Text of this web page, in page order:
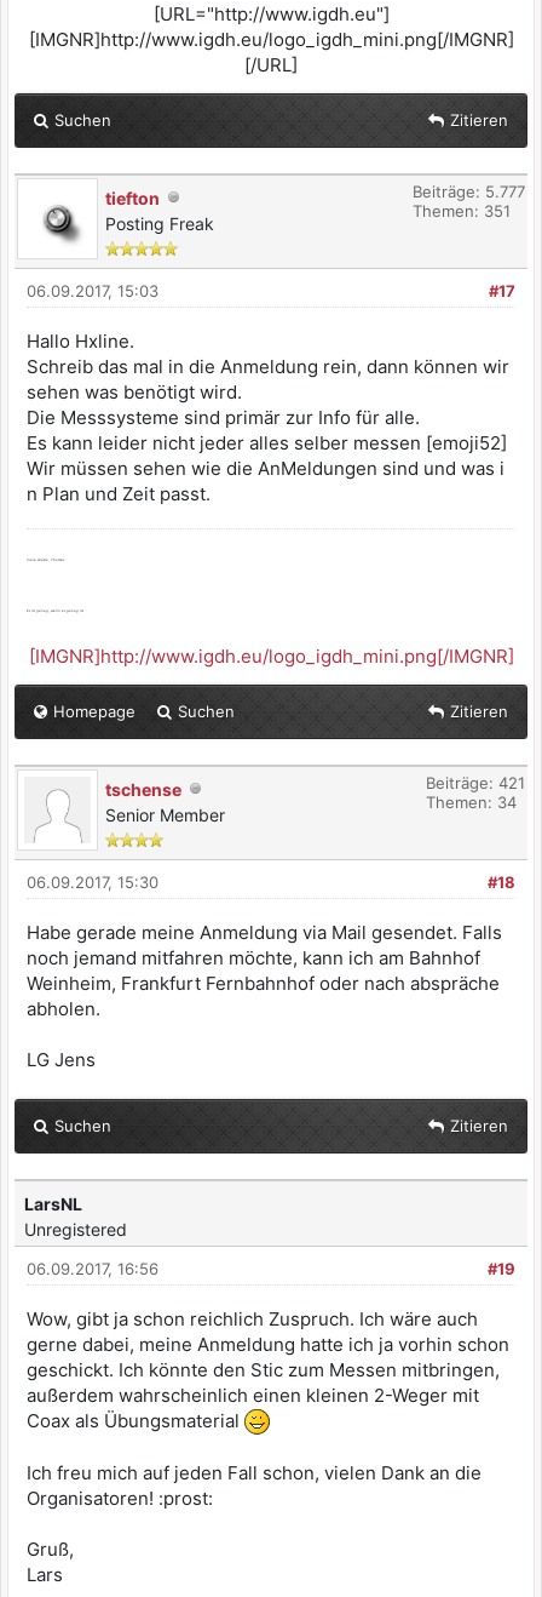
[URL="http://www.igdh.eu"]
[IMGNR]http://www.igdh.eu/logo_igdh_mini.png[/IMGNR]
[/URL]
Suchen Zitieren
tiefton
Posting Freak
Beiträge: 5.777
Themen: 351
#17
06.09.2017, 15:03
Hallo Hxline.
Schreib das mal in die Anmeldung rein, dann können wir
sehen was benötigt wird.
Die Messsysteme sind primär zur Info für alle.
Es kann leider nicht jeder alles selber messen [emoji52]
Wir müssen sehen wie die AnMeldungen sind und was i
n Plan und Zeit passt.
Viele Grüße, Thomas
Es ist genug, wenn es genug ist.
[IMGNR]http://www.igdh.eu/logo_igdh_mini.png[/IMGNR]
Homepage Suchen Zitieren
tschense
Senior Member
Beiträge: 421
Themen: 34
#18
06.09.2017, 15:30
Habe gerade meine Anmeldung via Mail gesendet. Falls
noch jemand mitfahren möchte, kann ich am Bahnhof
Weinheim, Frankfurt Fernbahnhof oder nach abspräche
abholen.
LG Jens
Suchen Zitieren
LarsNL
Unregistered
#19
06.09.2017, 16:56
Wow, gibt ja schon reichlich Zuspruch. Ich wäre auch
gerne dabei, meine Anmeldung hatte ich ja vorhin schon
geschickt. Ich könnte den Stic zum Messen mitbringen,
außerdem wahrscheinlich einen kleinen 2-Weger mit
Coax als Übungsmaterial
Ich freu mich auf jeden Fall schon, vielen Dank an die
Organisatoren! :prost:
Gruß,
Lars